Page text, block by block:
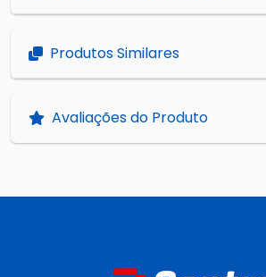
Produtos Similares
Avaliações do Produto